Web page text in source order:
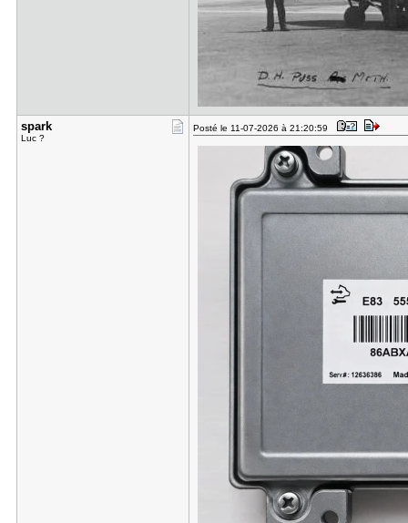
spark
Luc ?
Posté le 11-07-2026 à 21:20:59